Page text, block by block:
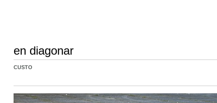
en diagonar
CUSTO